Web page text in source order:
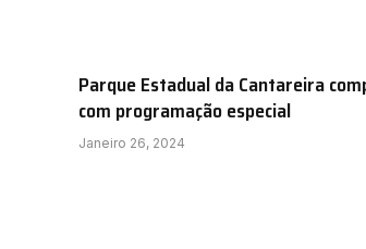
Parque Estadual da Cantareira
com programação especial
Janeiro 26, 2024